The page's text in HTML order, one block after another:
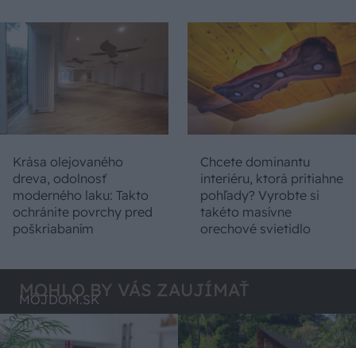
Krása olejovaného
dreva, odolnosť
moderného laku: Takto
ochránite povrchy pred
poškriabaním
Chcete dominantu
interiéru, ktorá pritiahne
pohľady? Vyrobte si
takéto masívne
orechové svietidlo
MOHLO BY VÁS ZAUJÍMAŤ
MÔJDOM.SK